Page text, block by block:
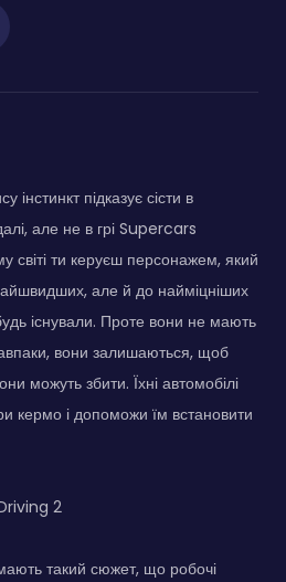
інстинкт підказує сісти в
але не в грі Supercars
ти керуєш персонажем, який
але й до найміцніших
існували. Проте вони не мають
вони залишаються, щоб
можуть збити. Їхні автомобілі
кермо і допоможи їм встановити
2
такий сюжет, що робочі